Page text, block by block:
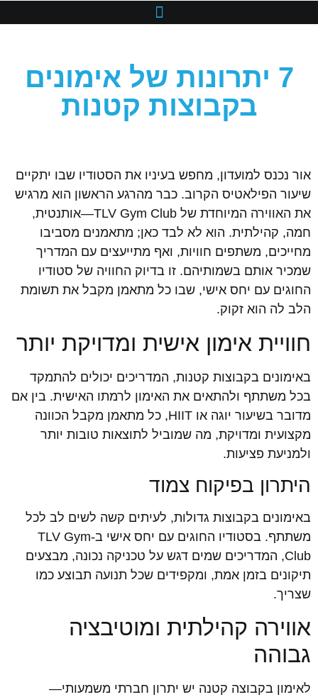
7 יתרונות של אימונים
בקבוצות קטנות
אור נכנס למועדון, מחפש בעיניו את הסטודיו שבו יתקיים
שיעור הפילאטיס הקרוב. כבר מהרגע הראשון הוא מרגיש
את האווירה המיוחדת של TLV Gym Club—אותנטית,
חמה, קהילתית. הוא לא לבד כאן; מתאמנים מסביבו
מחייכים, משתפים חוויות, ואף מתייעצים עם המדריך
שמכיר אותם בשמותיהם. זו בדיוק החוויה של סטודיו
החוגים עם יחס אישי, שבו כל מתאמן מקבל את תשומת
הלב לה הוא זקוק.
חוויית אימון אישית ומדויקת יותר
באימונים בקבוצות קטנות, המדריכים יכולים להתמקד
בכל משתתף ולהתאים את האימון לרמתו האישית. בין אם
מדובר בשיעור יוגה או HIIT, כל מתאמן מקבל הכוונה
מקצועית ומדויקת, מה שמוביל לתוצאות טובות יותר
ולמניעת פציעות.
היתרון בפיקוח צמוד
באימונים בקבוצות גדולות, לעיתים קשה לשים לב לכל
משתתף. בסטודיו החוגים עם יחס אישי ב-TLV Gym
Club, המדריכים שמים דגש על טכניקה נכונה, מבצעים
תיקונים בזמן אמת, ומקפידים שכל תנועה תבוצע כמו
שצריך.
אווירה קהילתית ומוטיבציה
גבוהה
לאימון בקבוצה קטנה יש יתרון חברתי משמעותי—